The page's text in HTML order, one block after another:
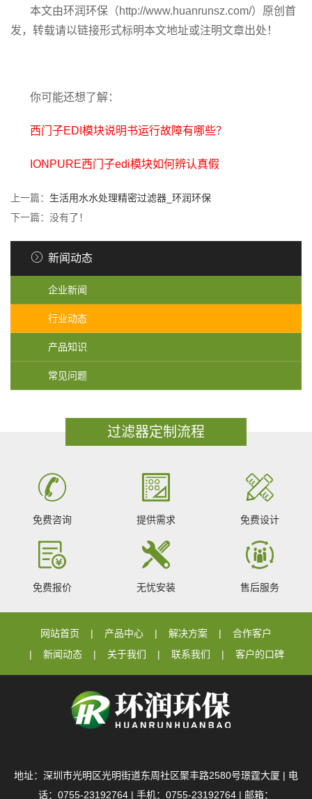
本文由环润环保（http://www.huanrunsz.com/）原创首
发，转载请以链接形式标明本文地址或注明文章出处！
你可能还想了解：
西门子EDI模块说明书运行故障有哪些？
IONPURE西门子edi模块如何辨认真假
上一篇： 生活用水水处理精密过滤器_环润环保
下一篇：没有了！
新闻动态
企业新闻
行业动态
产品知识
常见问题
过滤器定制流程
免费咨询 提供需求 免费设计
免费报价 无忧安装 售后服务
网站首页 产品中心 解决方案
合作客户
新闻动态
关于我们 联系我们 客户的口碑
地址：深圳市光明区光明街道东周社区聚丰路2580号璟霆大厦 | 电
话：0755-23192764 | 手机：0755-23192764 | 邮箱：